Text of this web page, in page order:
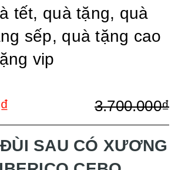
tết, quà tặng, quà
sếp, quà tặng cao
vip
3.700.000₫
SAU CÓ XƯƠNG